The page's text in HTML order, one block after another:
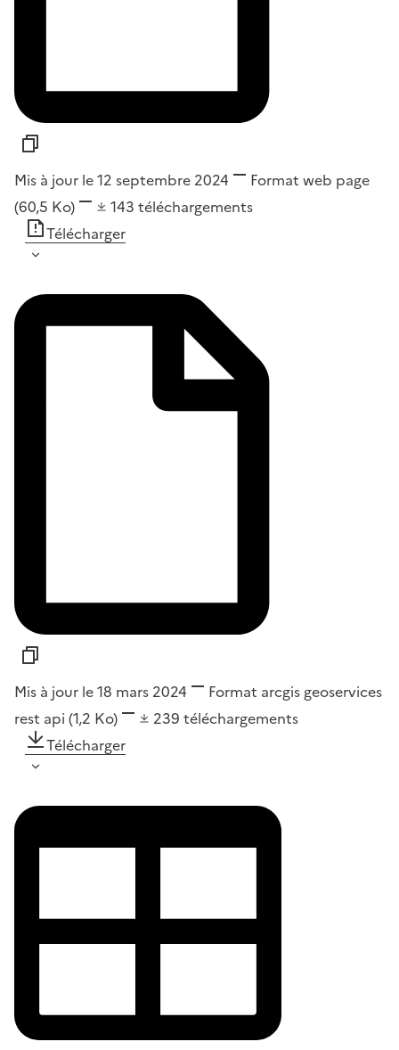
Mis à jour le 12 septembre 2024 Format web page
(60,5 Ko)
143 téléchargements
Télécharger
Mis à jour le 18 mars 2024 Format arcgis geoservices
rest api (1,2 Ko) 239 téléchargements
Télécharger